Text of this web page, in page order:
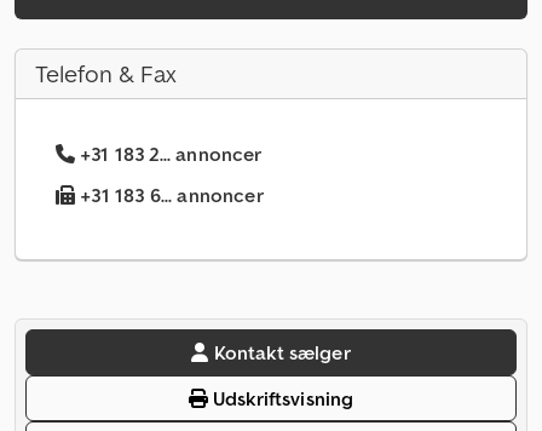
Telefon & Fax
+31 183 2... annoncer
+31 183 6... annoncer
Kontakt sælger
Udskriftsvisning